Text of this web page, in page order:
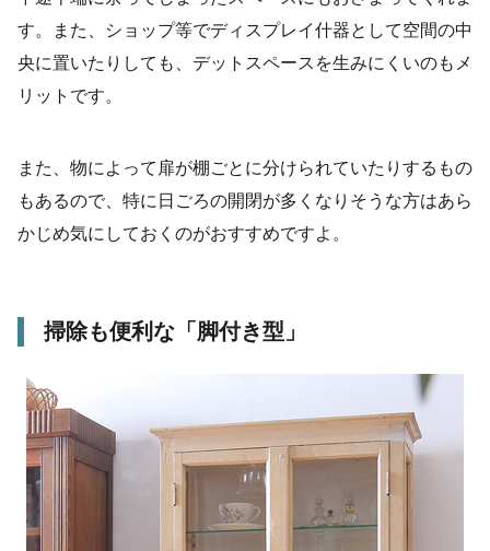
す。また、ショップ等でディスプレイ什器として空間の中
央に置いたりしても、デットスペースを生みにくいのもメ
リットです。
また、物によって扉が棚ごとに分けられていたりするもの
もあるので、特に日ごろの開閉が多くなりそうな方はあら
かじめ気にしておくのがおすすめですよ。
掃除も便利な「脚付き型」